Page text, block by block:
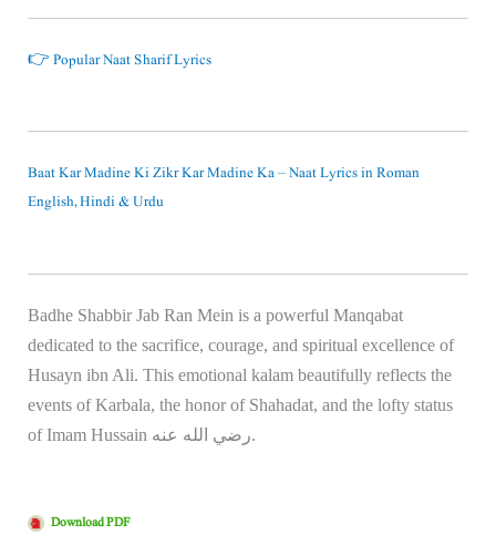
👉 Popular Naat Sharif Lyrics
Baat Kar Madine Ki Zikr Kar Madine Ka – Naat Lyrics in Roman
English, Hindi & Urdu
Badhe Shabbir Jab Ran Mein is a powerful Manqabat
dedicated to the sacrifice, courage, and spiritual excellence of
Husayn ibn Ali. This emotional kalam beautifully reflects the
events of Karbala, the honor of Shahadat, and the lofty status
of Imam Hussain رضي الله عنه.
Download PDF